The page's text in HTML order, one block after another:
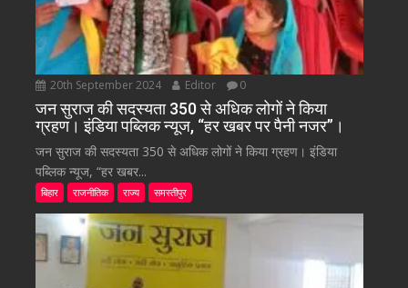
20th September 2024 Editor 0
जन सुराज की सदस्यता 350 से अधिक लोगों ने किया
ग्रहण। इंडिया पब्लिक न्यूज, “हर खबर पर पैनी नजर”।
जन सुराज की सदस्यता 350 से अधिक लोगों ने किया ग्रहण। इंडिया
पब्लिक न्यूज, “हर खबर...
बिहार राजनीतिक राज्य समस्तीपुर